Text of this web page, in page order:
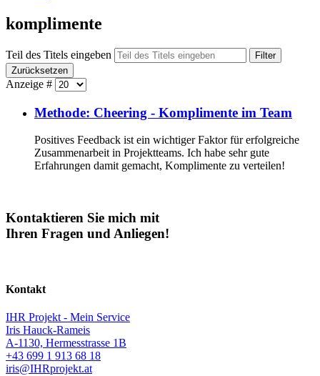
komplimente
Teil des Titels eingeben
Filter
Zurücksetzen
Anzeige #
Methode: Cheering - Komplimente im Team
Positives Feedback ist ein wichtiger Faktor für erfolgreiche
Zusammenarbeit in Projektteams. Ich habe sehr gute
Erfahrungen damit gemacht, Komplimente zu verteilen!
Kontaktieren Sie mich mit
Ihren Fragen und Anliegen!
Kontakt
IHR Projekt - Mein Service
Iris Hauck-Rameis
A-1130, Hermesstrasse 1B
+43 699 1 913 68 18
iris@IHRprojekt.at